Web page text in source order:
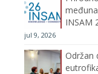
INSAM
jul 9, 2026
Održan